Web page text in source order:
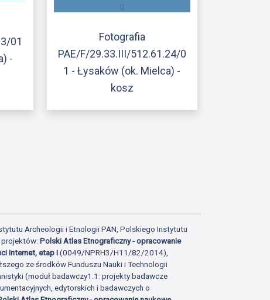
01
-
Fotografia
PAE/F/29.33.III/512.61.24/0
1 - Łysaków (ok. Mielca) -
kosz
strony
Archeologii i Etnologii PAN, Polskiego Instytutu
projektów:Polski Atlas Etnograficzny - opracowanie
Internet, etap I(0049/NPRH3/H11/82/2014),
ze środków Funduszu Nauki i Technologii
(moduł badawczy1.1: projekty badawcze
edytorskich i badawczych o